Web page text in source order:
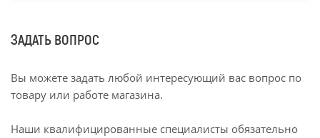
ЗАДАТЬ ВОПРОС
Вы можете задать любой интересующий вас вопрос по
товару или работе магазина.
Наши квалифицированные специалисты обязательно